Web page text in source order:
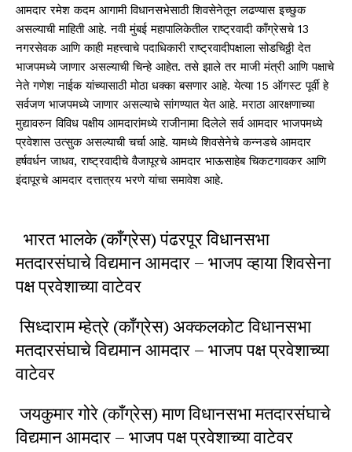
आमदार रमेश कदम आगामी विधानसभेसाठी शिवसेनेतून लढण्यास इच्छुक
असल्याची माहिती आहे. नवी मुंबई महापालिकेतील राष्ट्रवादी काँग्रेसचे 13
नगरसेवक आणि काही महत्त्वाचे पदाधिकारी राष्ट्रवादीपक्षाला सोडचिठ्ठी देत
भाजपमध्ये जाणार असल्याची चिन्हे आहेत. तसे झाले तर माजी मंत्री आणि पक्षाचे
नेते गणेश नाईक यांच्यासाठी मोठा धक्का बसणार आहे. येत्या 15 ऑगस्ट पूर्वी हे
सर्वजण भाजपमध्ये जाणार असल्याचे सांगण्यात येत आहे. मराठा आरक्षणाच्या
मुद्यावरुन विविध पक्षीय आमदारांमध्ये राजीनामा दिलेले सर्व आमदार भाजपमध्ये
प्रवेशास उत्सुक असल्याची चर्चा आहे. यामध्ये शिवसेनेचे कन्नडचे आमदार
हर्षवर्धन जाधव, राष्ट्रवादीचे वैजापूरचे आमदार भाऊसाहेब चिकटगावकर आणि
इंदापूरचे आमदार दत्तात्रय भरणे यांचा समावेश आहे.
भारत भालके (काँग्रेस) पंढरपूर विधानसभा
मतदारसंघाचे विद्यमान आमदार – भाजप व्हाया शिवसेना
पक्ष प्रवेशाच्या वाटेवर
सिध्दाराम म्हेत्रे (काँग्रेस) अक्कलकोट विधानसभा
मतदारसंघाचे विद्यमान आमदार – भाजप पक्ष प्रवेशाच्या
वाटेवर
जयकुमार गोरे (काँग्रेस) माण विधानसभा मतदारसंघाचे
विद्यमान आमदार – भाजप पक्ष प्रवेशाच्या वाटेवर